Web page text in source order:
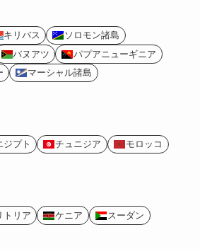
キリバス
ソロモン諸島
バヌアツ
パプアニューギニア
マーシャル諸島
ジプト チュニジア
モロッコ
トリア ケニア
スーダン